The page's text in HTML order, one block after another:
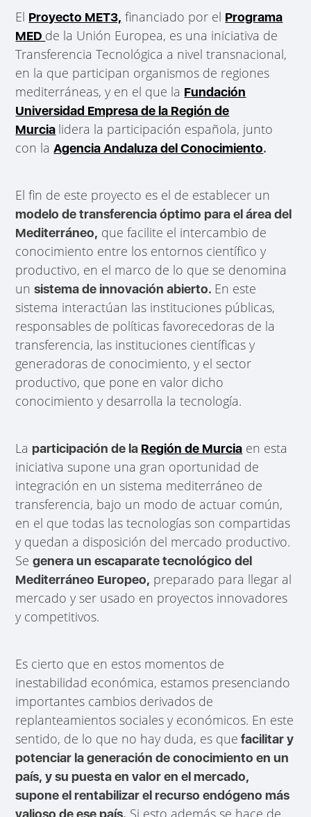
El Proyecto MET3, financiado por el Programa
MED de la Unión Europea, es una iniciativa de
Transferencia Tecnológica a nivel transnacional,
en la que participan organismos de regiones
mediterráneas, y en el que la Fundación
Universidad Empresa de la Región de
Murcia lidera la participación española, junto
con laAgencia Andaluza del Conocimiento.
El fin de este proyecto es el de establecer un
modelo de transferencia óptimo para el área del
Mediterráneo, que facilite el intercambio de
conocimiento entre los entornos científico y
productivo, en el marco de lo que se denomina
unsistema de innovación abierto. En este
sistema interactúan las instituciones públicas,
responsables de políticas favorecedoras de la
transferencia, las instituciones científicas y
generadoras de conocimiento, y el sector
productivo, que pone en valor dicho
conocimiento y desarrolla la tecnología.
Laparticipación de la Región de Murcia en esta
iniciativa supone una gran oportunidad de
integración en un sistema mediterráneo de
transferencia, bajo un modo de actuar común,
en el que todas las tecnologías son compartidas
y quedan a disposición del mercado productivo.
Segenera un escaparate tecnológico del
Mediterráneo Europeo, preparado para llegar al
mercado y ser usado en proyectos innovadores
y competitivos.
Es cierto que en estos momentos de
inestabilidad económica, estamos presenciando
importantes cambios derivados de
replanteamientos sociales y económicos. En este
sentido, de lo que no hay duda, es que facilitar y
potenciar la generación de conocimiento en un
país, y su puesta en valor en el mercado,
supone el rentabilizar el recurso endógeno más
valioso de ese país. Si esto además se hace de